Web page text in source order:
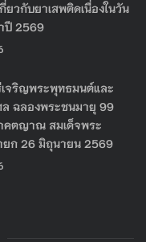
ยวกับยาเสพติดเนื่องในวัน
ปี 2569
จริญพระพุทธมนต์และ
ฉลองพระชนมายุ 99
คตญาณ สมเด็จพระ
ก 26 มิถุนายน 2569